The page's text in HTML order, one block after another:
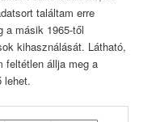
találtam erre
a másik 1965-től
kihasználását. Látható,
feltétlen állja meg a
lehet.